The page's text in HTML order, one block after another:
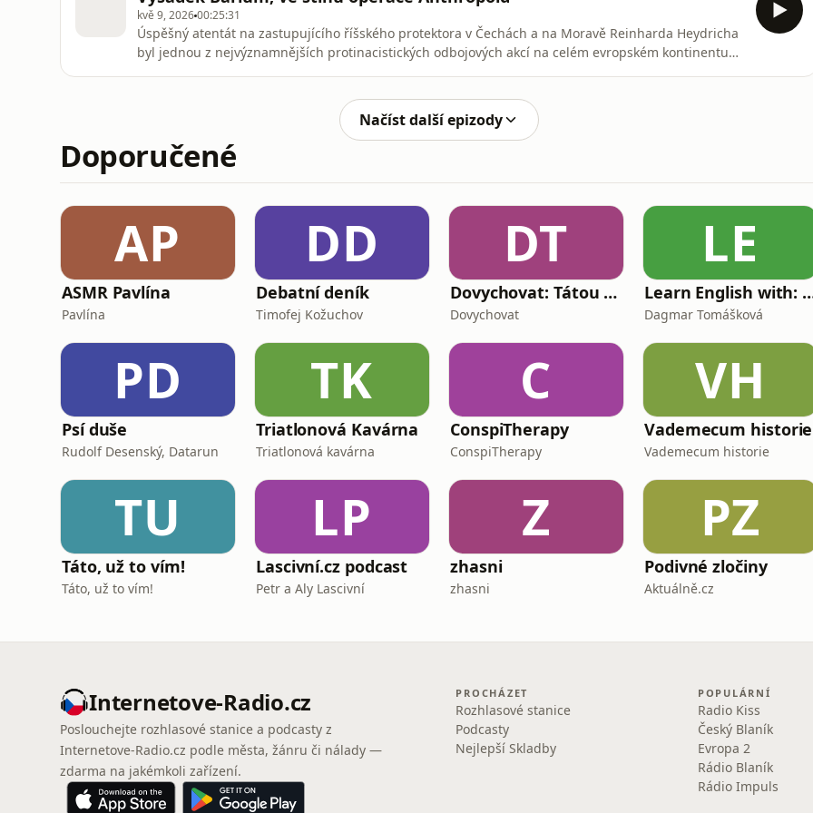
kvě 9, 202600:25:31
Úspěšný atentát na zastupujícího říšského protektora v Čechách a na Moravě Reinharda Heydricha
byl jednou z nejvýznamnějších protinacistických odbojových akcí na celém evropském kontinentu
Načíst další epizody
Doporučené
AP
ASMR Pavlína
Pavlína
DD
Debatní deník
Timofej Kožuchov
DT
Dovychovat: Tátou na celý život
Dovychovat
LE
Learn English with: My
Dagmar Tomášková
PD
Psí duše
Rudolf Desenský, Datarun
TK
Triatlonová Kavárna
Triatlonová kavárna
C
ConspiTherapy
ConspiTherapy
VH
Vademecum historie
Vademecum historie
TU
Táto, už to vím!
Táto, už to vím!
LP
Lascivní.cz podcast
Petr a Aly Lascivní
Z
zhasni
zhasni
PZ
Podivné zločiny
Aktuálně.cz
Internetove-Radio.cz
Poslouchejte rozhlasové stanice a podcasty z
Internetove-Radio.cz podle města, žánru či nálady —
zdarma na jakémkoli zařízení.
PROCHÁZET
Rozhlasové stanice
Podcasty
Nejlepší Skladby
POPULÁRNÍ
Radio Kiss
Český Blaník
Evropa 2
Rádio Blaník
Rádio Impuls